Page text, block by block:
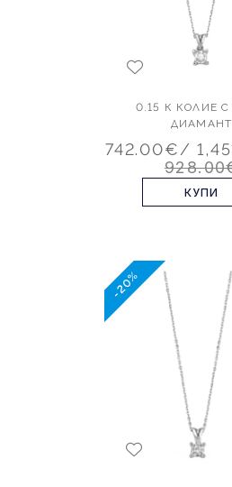
0.15 К КОЛИЕ
ДИАМАНТ
742.00€/
КУПИ
-20%